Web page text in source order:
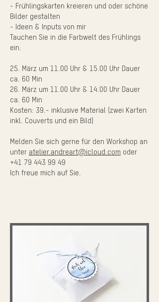
- Frühlingskarten kreieren und oder schöne
Bilder gestalten
- Ideen & Inputs von mir
Tauchen Sie in die Farbwelt des Frühlings
ein.
25. März um 11.00 Uhr & 15.00 Uhr Dauer
ca. 60 Min
26. März um 11.00 Uhr & 14.00 Uhr Dauer
ca. 60 Min
Kosten: 39.- inklusive Material (zwei Karten
inkl. Couverts und ein Bild)
Melden Sie sich gerne für den Workshop an
unter atelier.andreart@icloud.com oder
+41 79 443 99 49
Ich freue mich auf Sie.